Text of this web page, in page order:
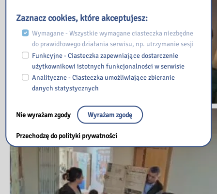
Zaznacz cookies, które akceptujesz:
Wymagane - Wszystkie wymagane ciasteczka niezbędne
do prawidłowego działania serwisu, np. utrzymanie sesji
Funkcyjne - Ciasteczka zapewniające dostarczenie
użytkownikowi istotnych funkcjonalności w serwisie
Analityczne - Ciasteczka umożliwiające zbieranie
danych statystycznych
Nie wyrażam zgody Wyrażam zgodę
Przechodzę do polityki prywatności